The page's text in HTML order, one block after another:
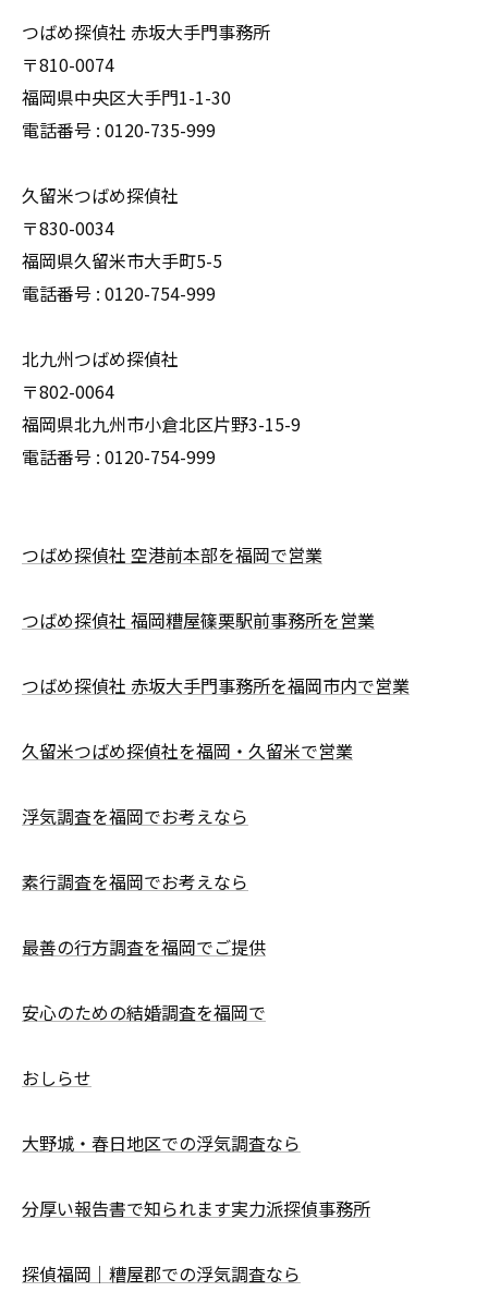
つばめ探偵社 赤坂大手門事務所
〒810-0074
福岡県中央区大手門1-1-30
電話番号 : 0120-735-999
久留米つばめ探偵社
〒830-0034
福岡県久留米市大手町5-5
電話番号 : 0120-754-999
北九州つばめ探偵社
〒802-0064
福岡県北九州市小倉北区片野3-15-9
電話番号 : 0120-754-999
つばめ探偵社 空港前本部を福岡で営業
つばめ探偵社 福岡糟屋篠栗駅前事務所を営業
つばめ探偵社 赤坂大手門事務所を福岡市内で営業
久留米つばめ探偵社を福岡・久留米で営業
浮気調査を福岡でお考えなら
素行調査を福岡でお考えなら
最善の行方調査を福岡でご提供
安心のための結婚調査を福岡で
おしらせ
大野城・春日地区での浮気調査なら
分厚い報告書で知られます実力派探偵事務所
探偵福岡｜糟屋郡での浮気調査なら